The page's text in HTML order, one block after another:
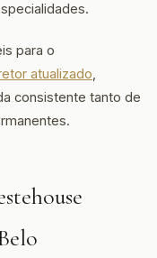
para o
atualizado,
consistente tanto de